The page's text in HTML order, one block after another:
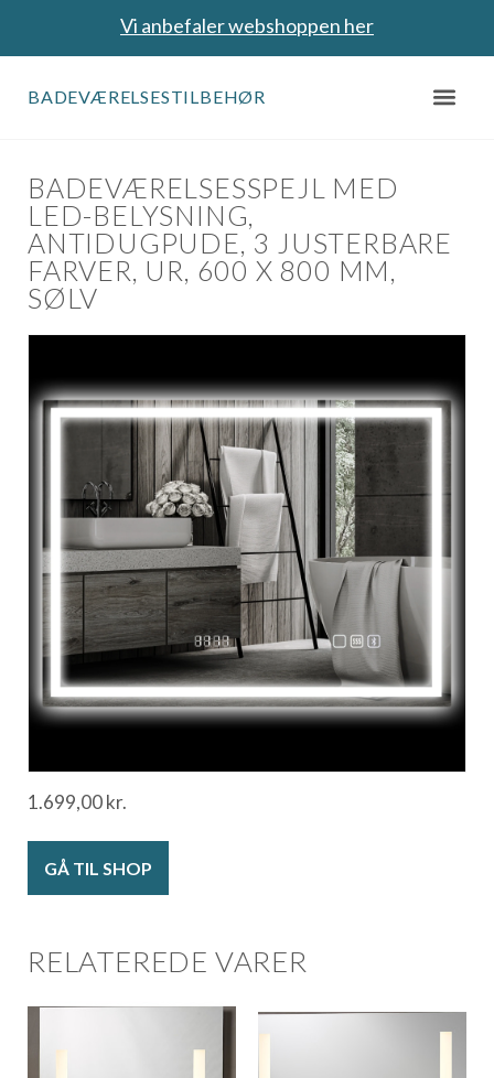
Vi anbefaler webshoppen her
BADEVÆRELSESTILBEHØR
BADEVÆRELSESSPEJL MED
LED-BELYSNING,
ANTIDUGPUDE, 3 JUSTERBARE
FARVER, UR, 600 X 800 MM,
SØLV
1.699,00kr.
GÅ TIL SHOP
RELATEREDE VARER